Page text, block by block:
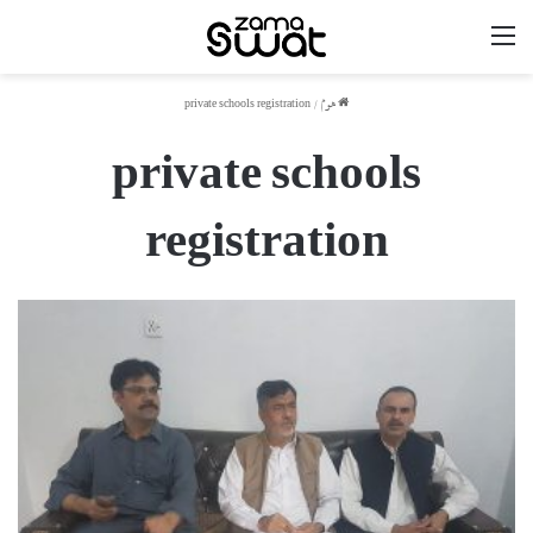
ھوم/
private schools registration
private schools
registration